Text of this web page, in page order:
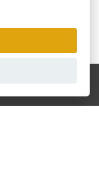
vaše údaje?